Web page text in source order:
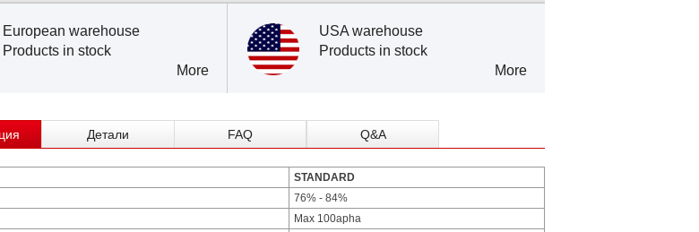
European warehouse
Products in stock
More
USA warehouse
Products in stock
More
Детали FAQ Q&A
STANDARD
76% - 84%
Max 100apha